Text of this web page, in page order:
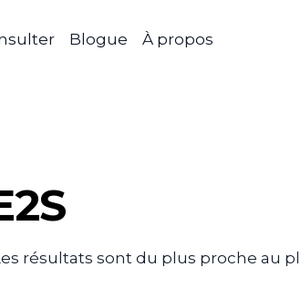
Blogue À propos
résultats sont du plus proche au